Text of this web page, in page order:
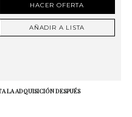
HACER OFERTA
AÑADIR A LISTA
LA ADQUISICIÓN DESPUÉS